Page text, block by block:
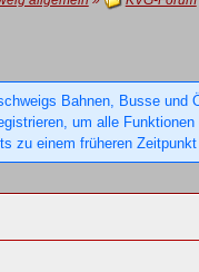
Bahnen, Busse
um alle
zu einem früheren